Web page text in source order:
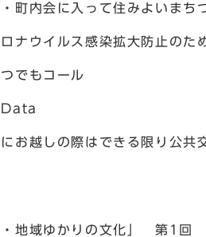
・町内会に入って住みよいまち
ロナウイルス感染拡大防止のた
でもコール
Data
にお越しの際はできる限り公共
・地域ゆかりの文化」 第1回